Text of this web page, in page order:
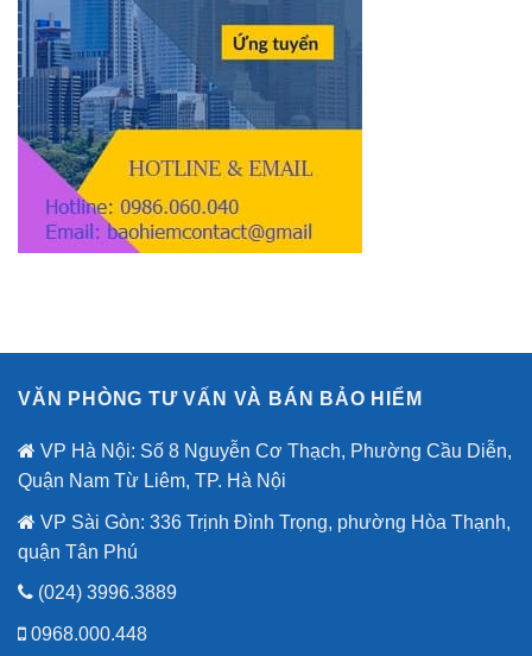
VĂN PHÒNG TƯ VẤN VÀ BÁN BẢO HIỂM
VP Hà Nội: Số 8 Nguyễn Cơ Thạch, Phường Cầu Diễn,
Quận Nam Từ Liêm, TP. Hà Nội
VP Sài Gòn: 336 Trịnh Đình Trọng, phường Hòa Thạnh,
quận Tân Phú
(024) 3996.3889
0968.000.448